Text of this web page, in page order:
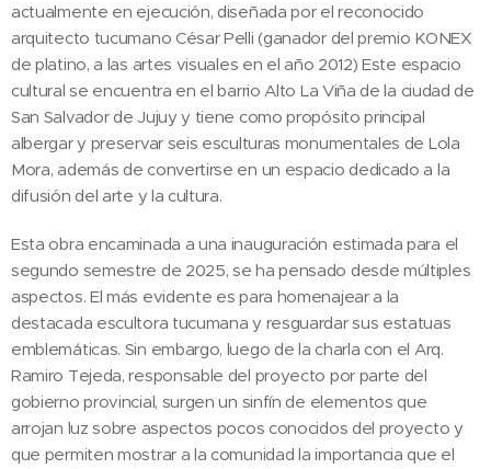
actualmente en ejecución, diseñada por el reconocido
arquitecto tucumano César Pelli (ganador del premio KONEX
de platino, a las artes visuales en el año 2012) Este espacio
cultural se encuentra en el barrio Alto La Viña de la ciudad de
San Salvador de Jujuy y tiene como propósito principal
albergar y preservar seis esculturas monumentales de Lola
Mora, además de convertirse en un espacio dedicado a la
difusión del arte y la cultura.
Esta obra encaminada a una inauguración estimada para el
segundo semestre de 2025, se ha pensado desde múltiples
aspectos. El más evidente es para homenajear a la
destacada escultora tucumana y resguardar sus estatuas
emblemáticas. Sin embargo, luego de la charla con el Arq.
Ramiro Tejeda, responsable del proyecto por parte del
gobierno provincial, surgen un sinfín de elementos que
arrojan luz sobre aspectos pocos conocidos del proyecto y
que permiten mostrar a la comunidad la importancia que el